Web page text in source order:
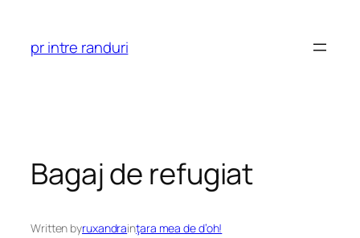
content
pr intre randuri
Bagaj de refugiat
Written byruxandrainţara mea de d’oh!